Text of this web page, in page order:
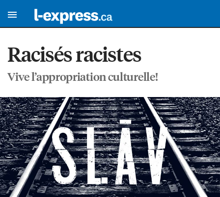
Racisés racistes
Vive l’appropriation culturelle!